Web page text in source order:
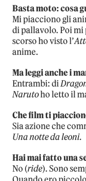
Basta moto: cosa
Mi piacciono gli
di pallavolo. Poi
scorso ho visto l’
anime.
Ma leggi anche i
Entrambi: di
Narutoho letto il
Che film ti
Sia azione che
Una notte da leoni.
Hai mai fatto una
No (ride). Sono